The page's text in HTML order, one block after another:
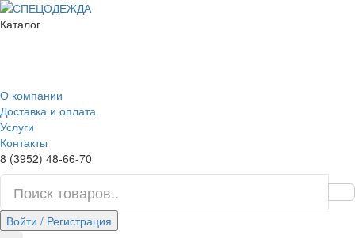
Каталог
О компании
Доставка и оплата
Услуги
Контакты
8 (3952) 48-66-70
Войти / Регистрация